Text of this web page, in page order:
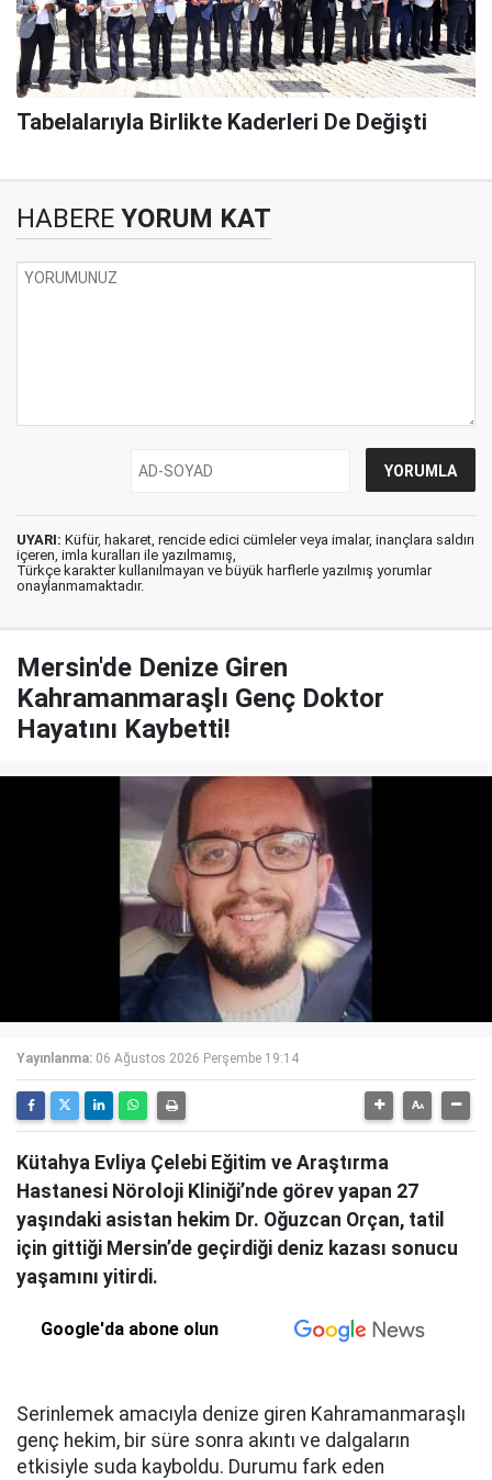
Tabelalarıyla Birlikte Kaderleri De Değişti
HABERE YORUM KAT
UYARI: Küfür, hakaret, rencide edici cümleler veya imalar, inançlara saldırı
içeren, imla kuralları ile yazılmamış,
Türkçe karakter kullanılmayan ve büyük harflerle yazılmış yorumlar
onaylanmamaktadır.
Mersin'de Denize Giren
Kahramanmaraşlı Genç Doktor
Hayatını Kaybetti!
Yayınlanma: 06 Ağustos 2026 Perşembe 19:14
Kütahya Evliya Çelebi Eğitim ve Araştırma
Hastanesi Nöroloji Kliniği’nde görev yapan 27
yaşındaki asistan hekim Dr. Oğuzcan Orçan, tatil
için gittiği Mersin’de geçirdiği deniz kazası sonucu
yaşamını yitirdi.
Google'da abone olun
Serinlemek amacıyla denize giren Kahramanmaraşlı
genç hekim, bir süre sonra akıntı ve dalgaların
etkisiyle suda kayboldu. Durumu fark eden